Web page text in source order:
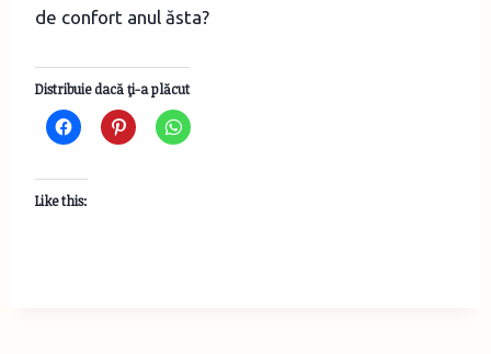
de confort anul ăsta?
Distribuie dacă ţi-a plăcut
Like this: